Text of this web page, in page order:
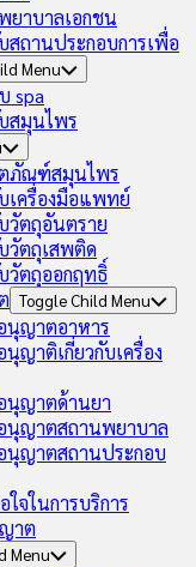
าบาลเอกชน
สถานประกอบการเพื่อ
Menu
spa
สมุนไพร
ภัณฑ์สมุนไพร
เครื่องมือแพทย์
วัตถุอันตราย
วัตถุเสพติด
วัตถุออกฤทธิ์
Toggle Child Menu
นุญาตอาหาร
ญาติเกี่ยวกับเครื่อง
นุญาตด้านยา
นุญาตสถานพยาบาล
นุญาตสถานประกอบ
จในการบริการ
าต
Menu